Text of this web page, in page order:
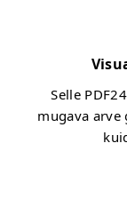
Selle
mugava arve